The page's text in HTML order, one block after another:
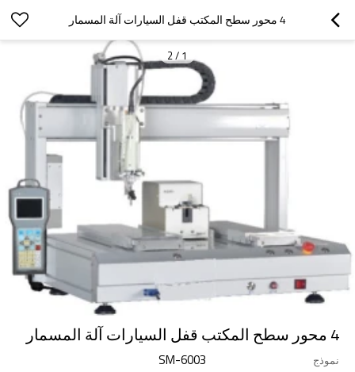
4 محور سطح المكتب قفل السيارات آلة المسمار
1
/
2
4 محور سطح المكتب قفل السيارات آلة المسمار
نموذج SM-6003